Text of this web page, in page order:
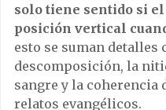
solo tiene sentido si
posición vertical
esto se suman detalles
descomposición, la
sangre y la coherencia
relatos evangélicos.